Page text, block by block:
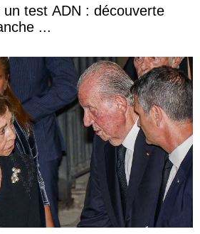
test ADN : découverte
...